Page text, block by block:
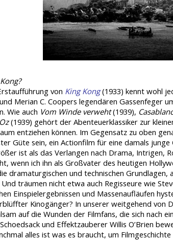
von King Kong(1933) kennt wohl
Merian C. Coopers legendären Gassenfeger
Wie auch Vom Winde verweht(1939),
(1939) gehört der Abenteuerklassiker zur
entziehen können. Im Gegensatz zu oben
Güte sein, ein Actionfilm für eine damals
ist als das Verlangen nach Drama, Intrigen,
wenn ich ihn als Großvater des heutigen
dramaturgischen und technischen Grundlagen,
träumen nicht etwa auch Regisseure wie
Einspielergebnissen und Massenaufläufen
Kinogänger? In unserer weitgehend von
auf die Wunden der Filmfans, die sich nach
und Effektzauberer Willis O’Brien
alles ist was es braucht, um Filmgeschichte